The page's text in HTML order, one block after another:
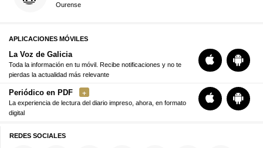
Ourense
APLICACIONES MÓVILES
La Voz de Galicia
Toda la información en tu móvil. Recibe notificaciones y no te
pierdas la actualidad más relevante
Periódico en PDF
La experiencia de lectura del diario impreso, ahora, en formato
digital
REDES SOCIALES